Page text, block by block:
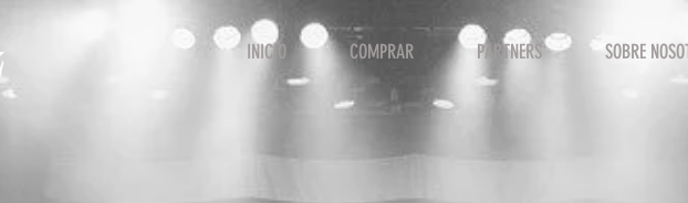
INICIO COMPRAR PARTNERS SOBRE